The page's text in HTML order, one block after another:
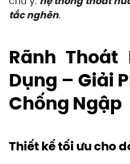
tắc nghẽn.
Rãnh Thoát
Dụng – Giải
Chống Ngập
Thiết kế tối ưu cho